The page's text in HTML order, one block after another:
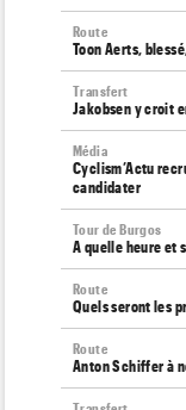
Route
Toon Aerts,
Transfert
Jakobsen y croit
Média
Cyclism’Actu
candidater
Tour de Burgos
A quelle heure et
Route
Quels seront les
Route
Anton Schiffer à